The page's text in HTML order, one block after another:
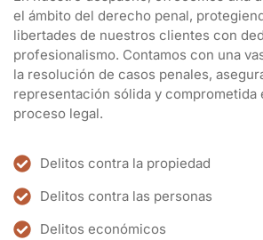
libertades de nuestros clientes con
profesionalismo. Contamos con una
la resolución de casos penales,
representación sólida y comprometida
proceso legal.
Delitos contra las personas
Delitos económicos